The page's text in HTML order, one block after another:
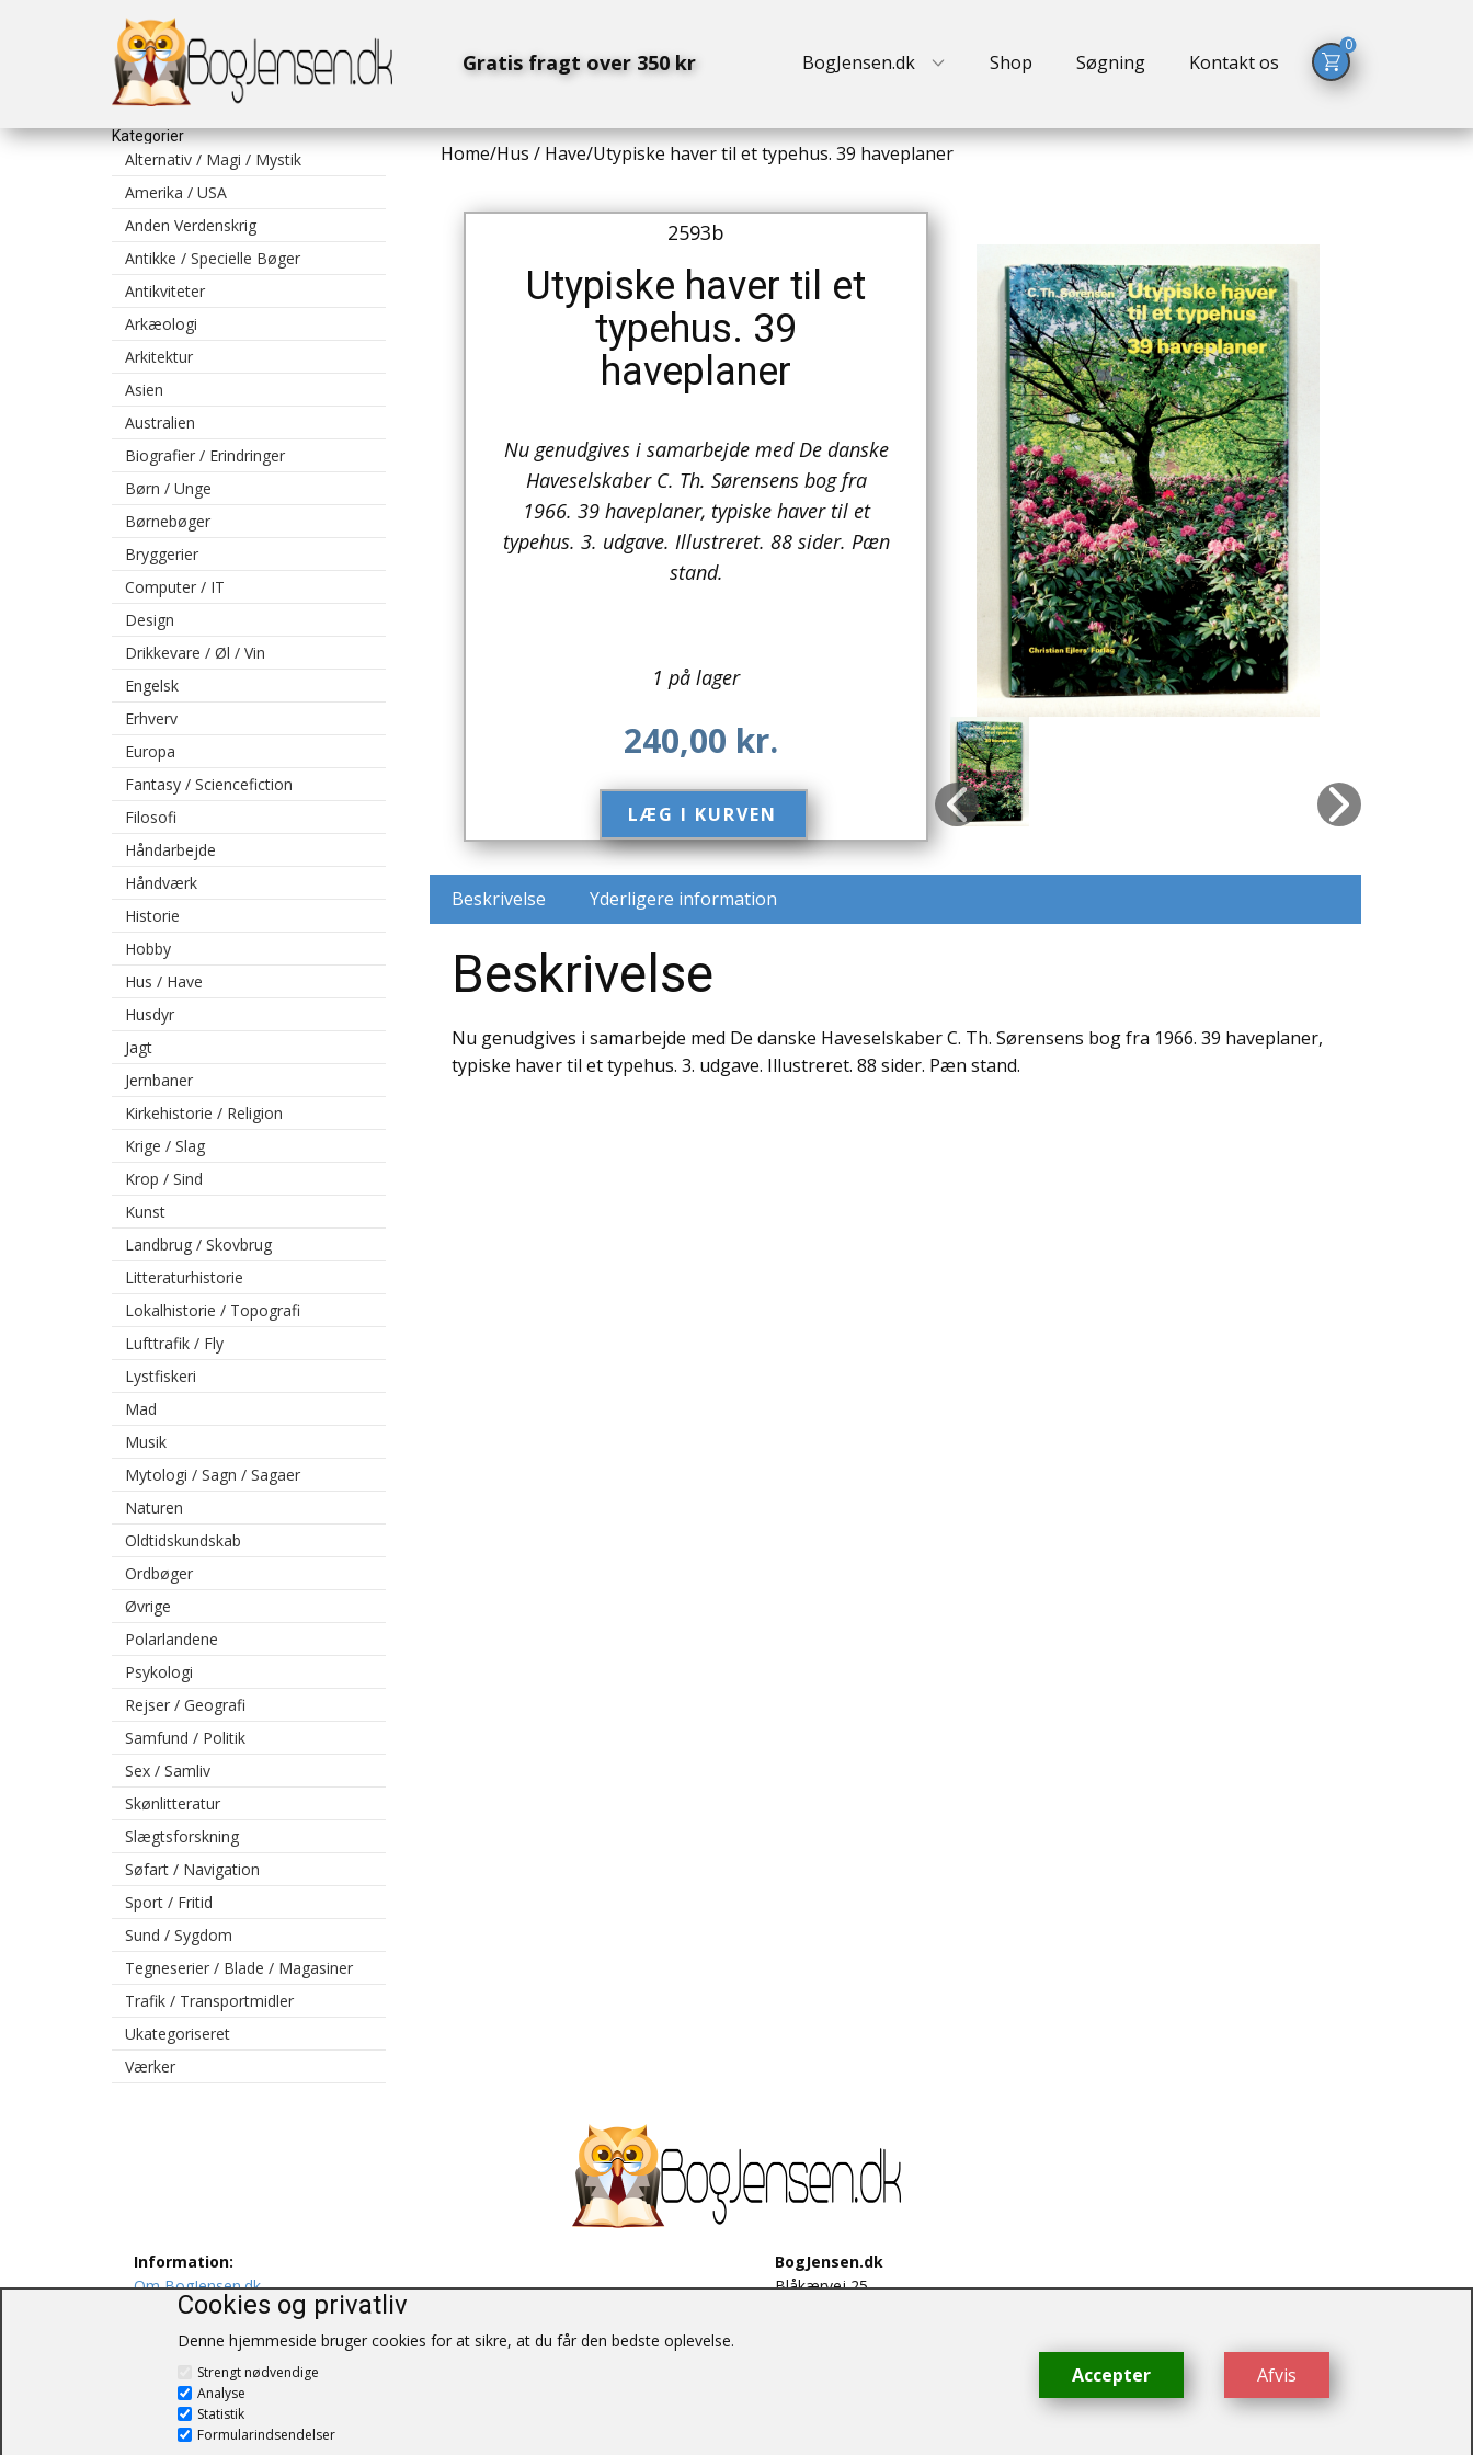
BogJensen.dk Shop Søgning Kontakt os
Gratis fragt over 350 kr
0
Kategorier
Alternativ / Magi / Mystik
Amerika / USA
Anden Verdenskrig
Antikke / Specielle Bøger
Antikviteter
Arkæologi
Arkitektur
Asien
Australien
Biografier / Erindringer
Børn / Unge
Børnebøger
Bryggerier
Computer / IT
Design
Drikkevare / Øl / Vin
Engelsk
Erhverv
Europa
Fantasy / Sciencefiction
Filosofi
Håndarbejde
Håndværk
Historie
Hobby
Hus / Have
Husdyr
Jagt
Jernbaner
Kirkehistorie / Religion
Krige / Slag
Krop / Sind
Kunst
Landbrug / Skovbrug
Litteraturhistorie
Lokalhistorie / Topografi
Lufttrafik / Fly
Lystfiskeri
Mad
Musik
Mytologi / Sagn / Sagaer
Naturen
Oldtidskundskab
Ordbøger
Øvrige
Polarlandene
Psykologi
Rejser / Geografi
Samfund / Politik
Sex / Samliv
Skønlitteratur
Slægtsforskning
Søfart / Navigation
Sport / Fritid
Sund / Sygdom
Tegneserier / Blade / Magasiner
Trafik / Transportmidler
Ukategoriseret
Værker
Home/Hus / Have/Utypiske haver til et typehus. 39 haveplaner
2593b
Utypiske haver til et
typehus. 39
haveplaner
Nu genudgives i samarbejde med De danske
Haveselskaber C. Th. Sørensens bog fra
1966. 39 haveplaner, typiske haver til et
typehus. 3. udgave. Illustreret. 88 sider. Pæn
stand.
1 på lager
240,00 kr.
LÆG I KURVEN​
Beskrivelse Yderligere information
Beskrivelse
Nu genudgives i samarbejde med De danske Haveselskaber C. Th. Sørensens bog fra 1966. 39 haveplaner,
typiske haver til et typehus. 3. udgave. Illustreret. 88 sider. Pæn stand.
Information:
Om BogJensen.dk
Levering
Persondatapolitik
Salgs og leveringsbetingelser
Kontakt os
BogJensen.dk
Blåkærvej 25
Cookies og privatliv
Denne hjemmeside bruger cookies for at sikre, at du får den bedste oplevelse.
Strengt nødvendige
Analyse
Statistik
Formularindsendelser
Afvis
Accepter